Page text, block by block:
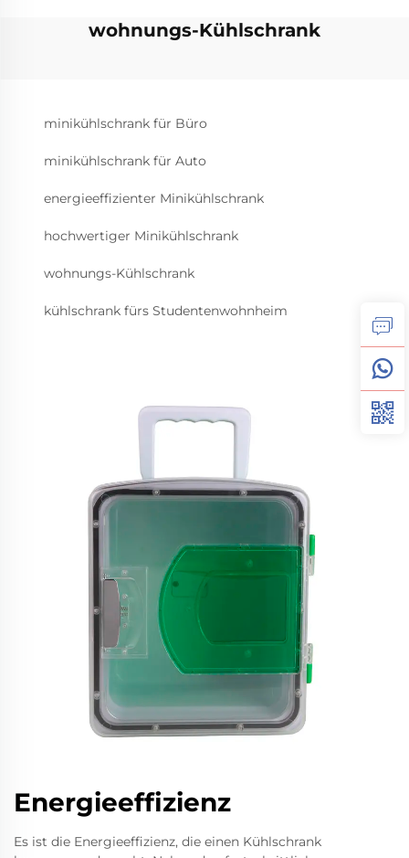
wohnungs-Kühlschrank
minikühlschrank für Büro
minikühlschrank für Auto
energieeffizienter Minikühlschrank
hochwertiger Minikühlschrank
wohnungs-Kühlschrank
kühlschrank fürs Studentenwohnheim
Energieeffizienz
Es ist die Energieeffizienz, die einen Kühlschrank